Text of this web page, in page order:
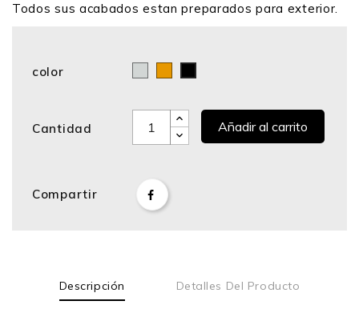
Todos sus acabados estan preparados para exterior.
color
Cantidad Añadir al carrito
Compartir
Descripción Detalles Del Producto